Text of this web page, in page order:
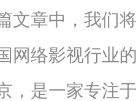
文章中，我们
网络影视行业
，是一家专注